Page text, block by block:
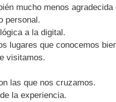
mucho menos
personal.
a la digital.
lugares que conocemos
visitamos.
las que nos cruzamos.
la experiencia.